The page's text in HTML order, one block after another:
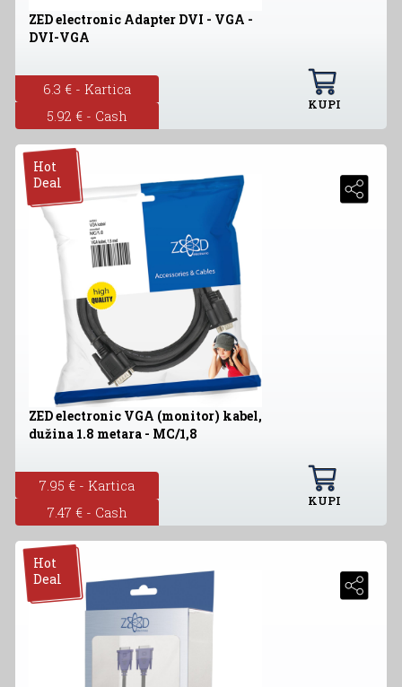
ZED electronic Adapter DVI - VGA -
DVI-VGA
6.3 € - Kartica
5.92 € - Cash
KUPI
Hot
Deal
ZED electronic VGA (monitor) kabel,
dužina 1.8 metara - MC/1,8
7.95 € - Kartica
7.47 € - Cash
KUPI
Hot
Deal